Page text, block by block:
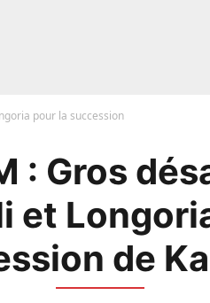
pour la succession
: Gros
et
de